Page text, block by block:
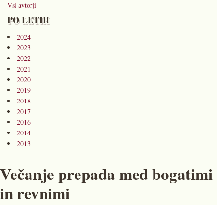
Vsi avtorji
PO LETIH
2024
2023
2022
2021
2020
2019
2018
2017
2016
2014
2013
Večanje prepada med bogatimi
in revnimi